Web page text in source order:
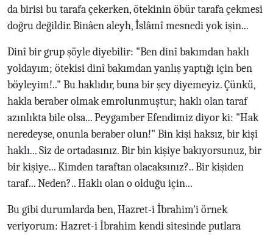
da birisi bu tarafa çekerken, ötekinin öbür tarafa çekmesi
doğru değildir. Binâen aleyh, İslâmî mesnedi yok işin...
Dinî bir grup şöyle diyebilir: "Ben dinî bakımdan haklı
yoldayım; ötekisi dinî bakımdan yanlış yaptığı için ben
böyleyim!.." Bu haklıdır, buna bir şey diyemeyiz. Çünkü,
hakla beraber olmak emrolunmuştur; haklı olan taraf
azınlıkta bile olsa... Peygamber Efendimiz diyor ki: "Hak
neredeyse, onunla beraber olun!" Bin kişi haksız, bir kişi
haklı... Siz de ortadasınız. Bir bin kişiye bakıyorsunuz, bir
bir kişiye... Kimden taraftan olacaksınız?.. Bir kişiden
taraf... Neden?.. Haklı olan o olduğu için...
Bu gibi durumlarda ben, Hazret-i İbrahim'i örnek
veriyorum: Hazret-i İbrahim kendi sitesinde putlara